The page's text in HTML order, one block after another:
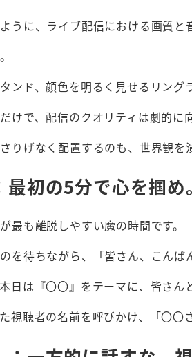
うに、ライブ配信における画質と
ンド、顔色を明るく見せるリング
けで、配信のクオリティは劇的に
りげなく配置するのも、世界観を
最初の5分で心を掴
最も離脱しやすい魔の時間です。
を待ちながら、「皆さん、こん
日は『〇〇』をテーマに、皆さ
視聴者の名前を呼びかけ、「〇